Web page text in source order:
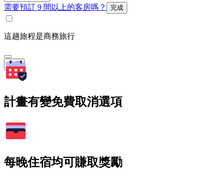
需要預訂 9 間以上的客房嗎？ 完成
這趟旅程是商務旅行
搜尋
計畫有變免費取消選項
每晚住宿均可賺取獎勵